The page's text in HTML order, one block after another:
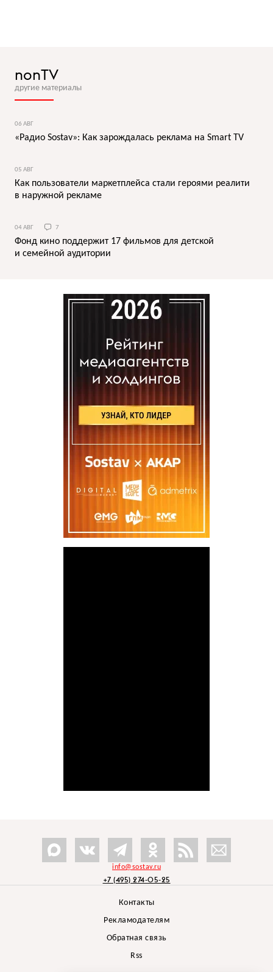
nonTV
другие материалы
06 АВГ
«Радио Sostav»: Как зарождалась реклама на Smart TV
05 АВГ
Как пользователи маркетплейса стали героями реалити
в наружной рекламе
04 АВГ 7
Фонд кино поддержит 17 фильмов для детской
и семейной аудитории
info@sostav.ru
+7 (495) 274-05-25
Контакты
Рекламодателям
Обратная связь
Rss